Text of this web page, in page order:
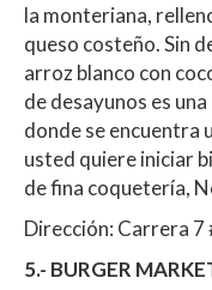
la monteriana,
queso costeño. Sin
arroz blanco con
de desayunos es
donde se encuentra
usted quiere iniciar
de fina coquetería,
Dirección: Carrera 7
5.- BURGER